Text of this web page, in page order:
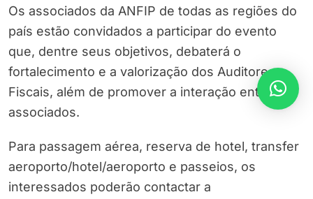
Os associados da ANFIP de todas as regiões do
país estão convidados a participar do evento
que, dentre seus objetivos, debaterá o
fortalecimento e a valorização dos Auditores
Fiscais, além de promover a interação entre os
associados.
Para passagem aérea, reserva de hotel, transfer
aeroporto/hotel/aeroporto e passeios, os
interessados poderão contactar a